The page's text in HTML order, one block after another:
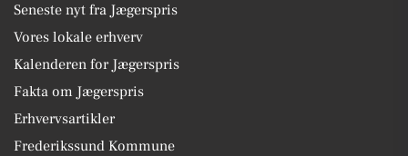
Seneste nyt fra Jægerspris
Vores lokale erhverv
Kalenderen for Jægerspris
Fakta om Jægerspris
Erhvervsartikler
Frederikssund Kommune